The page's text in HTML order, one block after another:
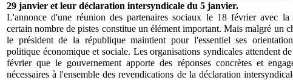
29 janvier et leur déclaration intersyndicale du 5 janvier.
L'annonce d'une réunion des partenaires sociaux le 18 février avec
certain nombre de pistes constitue un élément important. Mais malgré un
le président de la république maintient pour l'essentiel ses
politique économique et sociale. Les organisations syndicales attendent
février que le gouvernement apporte des réponses concrètes et
nécessaires à l'ensemble des revendications de la déclaration